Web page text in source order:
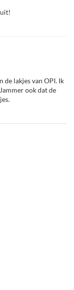
de lakjes van OPI. Ik
ook dat de